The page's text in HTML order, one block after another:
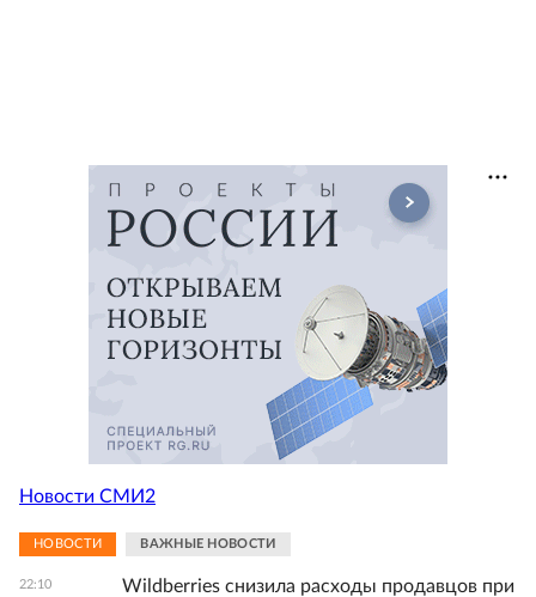
Новости СМИ2
НОВОСТИ ВАЖНЫЕ НОВОСТИ
22:10
Wildberries снизила расходы продавцов при